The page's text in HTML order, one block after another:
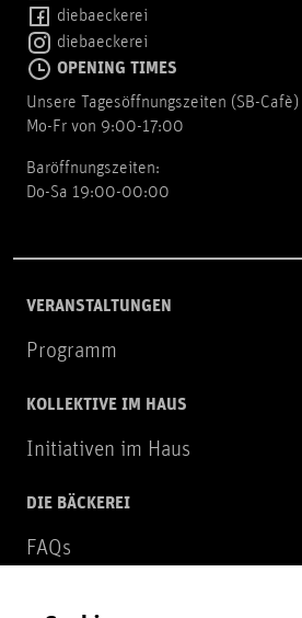
diebaeckerei
diebaeckerei
OPENING TIMES
Unsere Tagesöffnungszeiten (SB-Cafè)
Mo-Fr von 9:00-17:00
Baröffnungszeiten:
Do-Sa 19:00-00:00
VERANSTALTUNGEN
Programm
KOLLEKTIVE IM HAUS
Initiativen im Haus
DIE BÄCKEREI
FAQs